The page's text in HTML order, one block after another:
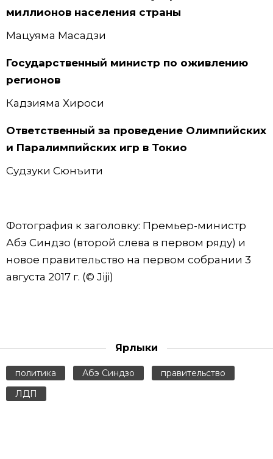
миллионов населения страны
Мацуяма Масадзи
Государственный министр по оживлению
регионов
Кадзияма Хироси
Ответственный за проведение Олимпийских
и Паралимпийских игр в Токио
Судзуки Сюнъити
Фотография к заголовку: Премьер-министр
Абэ Синдзо (второй слева в первом ряду) и
новое правительство на первом собрании 3
августа 2017 г. (© Jiji)
Ярлыки
политика Абэ Синдзо
правительство
ЛДП